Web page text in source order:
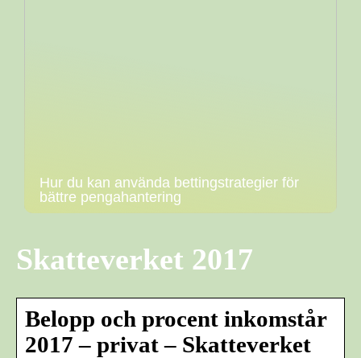
Hur du kan använda bettingstrategier för
bättre pengahantering
Skatteverket 2017
Belopp och procent inkomstår
2017 – privat – Skatteverket